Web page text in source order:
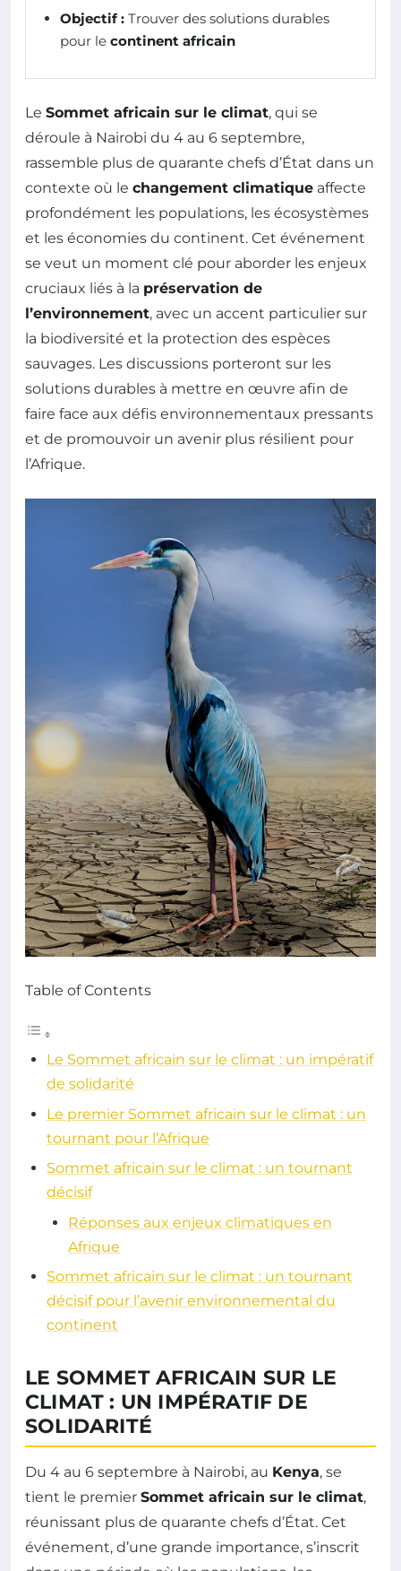
Objectif : Trouver des solutions durables
pour le continent africain
Le Sommet africain sur le climat, qui se
déroule à Nairobi du 4 au 6 septembre,
rassemble plus de quarante chefs d’État dans un
contexte où le changement climatique affecte
profondément les populations, les écosystèmes
et les économies du continent. Cet événement
se veut un moment clé pour aborder les enjeux
cruciaux liés à la préservation de
l’environnement, avec un accent particulier sur
la biodiversité et la protection des espèces
sauvages. Les discussions porteront sur les
solutions durables à mettre en œuvre afin de
faire face aux défis environnementaux pressants
et de promouvoir un avenir plus résilient pour
l’Afrique.
Table of Contents
Le Sommet africain sur le climat : un impératif
de solidarité
Le premier Sommet africain sur le climat : un
tournant pour l’Afrique
Sommet africain sur le climat : un tournant
décisif
Réponses aux enjeux climatiques en
Afrique
Sommet africain sur le climat : un tournant
décisif pour l’avenir environnemental du
continent
LE SOMMET AFRICAIN SUR LE
CLIMAT : UN IMPÉRATIF DE
SOLIDARITÉ
Du 4 au 6 septembre à Nairobi, au Kenya, se
tient le premier Sommet africain sur le climat,
réunissant plus de quarante chefs d’État. Cet
événement, d’une grande importance, s’inscrit